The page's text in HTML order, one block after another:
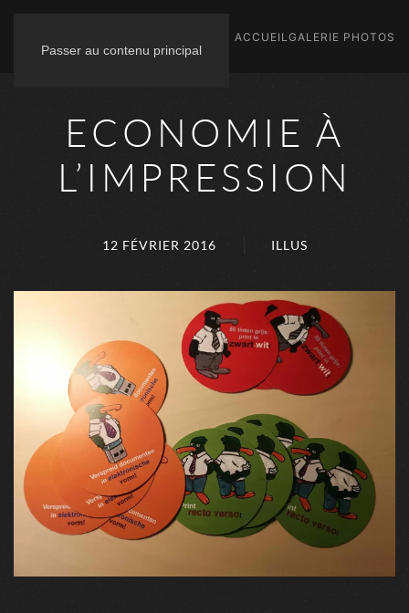
Passer au contenu principal
ACCUEIL GALERIE PHOTOS
ECONOMIE À
L’IMPRESSION
12 FÉVRIER 2016 ILLUS